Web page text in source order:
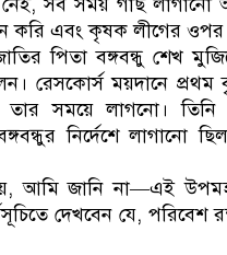
এবং কৃষক লীগের ওপর
পিতা বঙ্গবন্ধু শেখ
রেসকোর্স ময়দানে প্রথম
সময়ে লাগনো। তিনি
নির্দেশে লাগানো
আমি জানি না—এই
দেখবেন যে, পরিবেশ